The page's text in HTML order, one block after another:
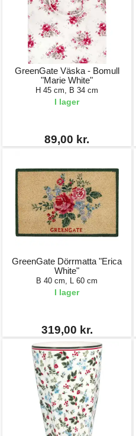
GreenGate Väska - Bomull
"Marie White"
H 45 cm, B 34 cm
I lager
89,00 kr.
GreenGate Dörrmatta "Erica
White"
B 40 cm, L 60 cm
I lager
319,00 kr.